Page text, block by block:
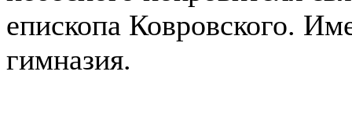
епископа Ковровского.
гимназия.